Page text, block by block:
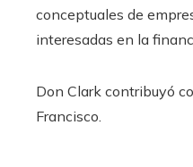
conceptuales de
interesadas en la
Don Clark contribuyó
Francisco.